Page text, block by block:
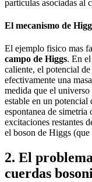
particulas asociadas al
El mecanismo de
El ejemplo fisico mas
campo de Higgs. En
caliente, el potencial
efectivamente una
medida que el
estable en un
espontanea de
excitaciones restantes
el boson de Higgs
2. El
cuerdas